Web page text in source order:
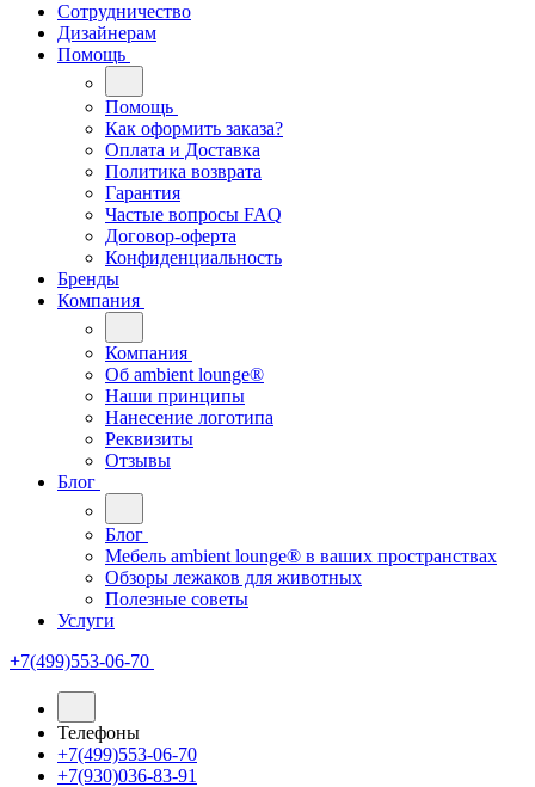
Сотрудничество
Дизайнерам
Помощь
Помощь
Как оформить заказа?
Оплата и Доставка
Политика возврата
Гарантия
Частые вопросы FAQ
Договор-оферта
Конфиденциальность
Бренды
Компания
Компания
Oб ambient lounge®
Наши принципы
Нанесение логотипа
Реквизиты
Отзывы
Блог
Блог
Мебель ambient lounge® в ваших пространствах
Обзоры лежаков для животных
Полезные советы
Услуги
+7(499)553-06-70
Телефоны
+7(499)553-06-70
+7(930)036-83-91